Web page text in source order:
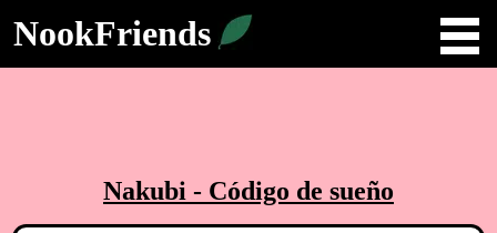
NookFriends
Nakubi - Código de sueño